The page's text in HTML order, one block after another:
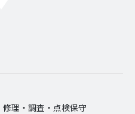
理・調査・点検保守